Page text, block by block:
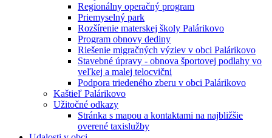
Regionálny operačný program
Priemyselný park
Rozšírenie materskej školy Palárikovo
Program obnovy dediny
Riešenie migračných výziev v obci Palárikovo
Stavebné úpravy - obnova športovej podlahy vo
veľkej a malej telocvični
Podpora triedeného zberu v obci Palárikovo
Kaštieľ Palárikovo
Užitočné odkazy
Stránka s mapou a kontaktami na najbližšie
overené taxislužby